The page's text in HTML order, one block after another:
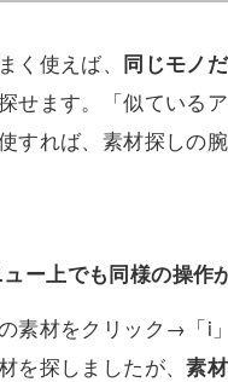
く使えば、 同じモノ
せます。「似ている
すれば、素材探しの
ー上でも同様の操作
素材をクリック→「i
を探しましたが、素